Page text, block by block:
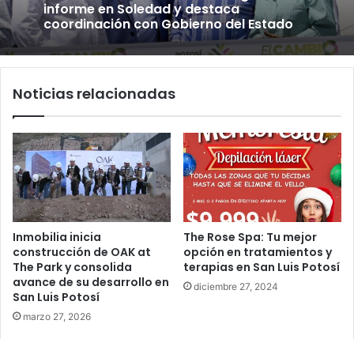
Juan Manuel Navarro alista segundo
informe en Soledad y destaca
coordinación con Gobierno del Estado
Luis Mejía inicia diagnóstico en Parques
renunciar al PRI
Noticias relacionadas
Inmobilia inicia
construcción de OAK at
The Park y consolida
avance de su desarrollo en
San Luis Potosí
marzo 27, 2026
The Rose Spa: Tu mejor
opción en tratamientos y
terapias en San Luis Potosí
diciembre 27, 2024